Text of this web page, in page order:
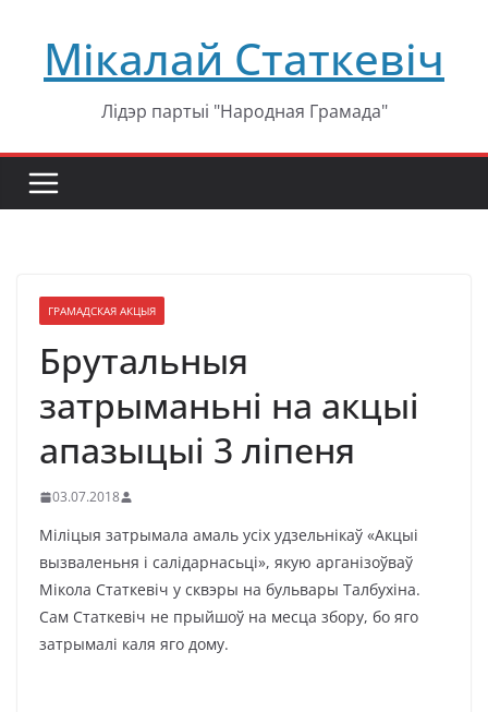
содержимому
Мікалай Статкевіч
Лідэр партыі "Народная Грамада"
ГРАМАДСКАЯ АКЦЫЯ
Брутальныя
затрыманьні на акцыі
апазыцыі 3 ліпеня
03.07.2018
Міліцыя затрымала амаль усіх удзельнікаў «Акцыі
вызваленьня і салідарнасьці», якую арганізоўваў
Мікола Статкевіч у сквэры на бульвары Талбухіна.
Сам Статкевіч не прыйшоў на месца збору, бо яго
затрымалі каля яго дому.